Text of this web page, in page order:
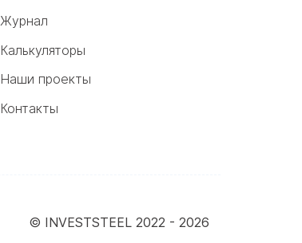
Журнал
Калькуляторы
Наши проекты
Контакты
© INVESTSTEEL 2022 - 2026